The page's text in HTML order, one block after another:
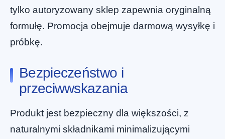
tylko autoryzowany sklep zapewnia oryginalną
formułę. Promocja obejmuje darmową wysyłkę i
próbkę.
Bezpieczeństwo i
przeciwwskazania
Produkt jest bezpieczny dla większości, z
naturalnymi składnikami minimalizującymi